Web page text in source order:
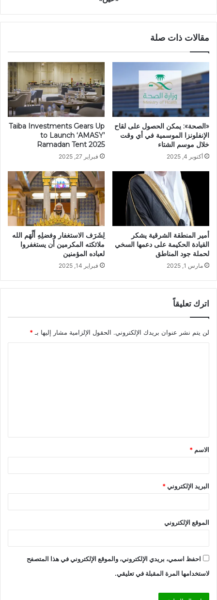
مقالات ذات صلة
«الصحة»: يمكن الحصول على لقاح
الإنفلونزا الموسمية في أي وقت
خلال موسم الشتاء
أكتوبر 4, 2025
Taiba Investments Gears Up
to Launch ‘AMASY’
Ramadan Tent 2025
فبراير 27, 2025
أمير المنطقة الشرقية يشكر
القيادة الحكيمة على دعمها السخي
لحملة جود المناطق
مارس 1, 2025
لِشَرَف الاستغفار وفضلِهِ أَلْهَم الله
ملائكته المكرمين أن يستغفروا
لعباده المؤمنين
فبراير 14, 2025
اترك تعليقاً
لن يتم نشر عنوان بريدك الإلكتروني. الحقول الإلزامية مشار إليها بـ *
ق
*
الاسم *
البريد الإلكتروني*
الموقع الإلكتروني
احفظ اسمي، بريدي الإلكتروني، والموقع الإلكتروني في هذا المتصفح
لاستخدامها المرة المقبلة في تعليقي.